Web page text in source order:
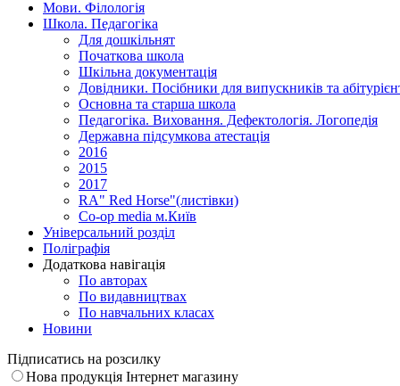
Мови. Філологія
Школа. Педагогіка
Для дошкільнят
Початкова школа
Шкільна документація
Довідники. Посібники для випускників та
Основна та старша школа
Педагогіка. Виховання. Дефектологія. Логопедія
Державна підсумкова атестація
2016
2015
2017
RA" Red Horse"(листівки)
Co-op media м.Київ
Універсальний розділ
Поліграфія
Додаткова навігація
По авторах
По видавництвах
По навчальних класах
Новини
Підписатись на розсилку
Нова продукція Інтернет магазину